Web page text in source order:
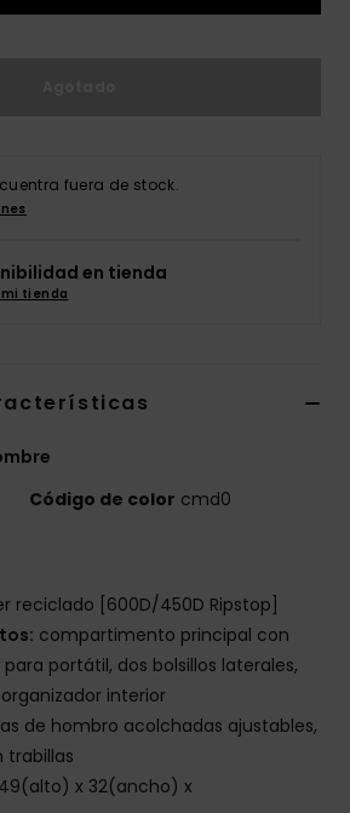
fuera de stock.
en tienda
tienda
Código de color cmd0
reciclado [600D/450D Ripstop]
compartimento principal con
portátil, dos bolsillos laterales,
interior
de hombro acolchadas ajustables,
trabillas
49(alto) x 32(ancho) x